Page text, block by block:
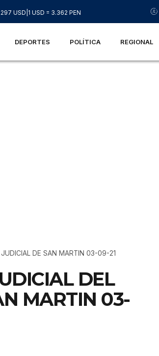
USD 1 USD = 3.362 PEN
DEPORTES POLÍTICA REGIONAL
DE SAN MARTIN 03-09-21
DEL
MARTIN 03-